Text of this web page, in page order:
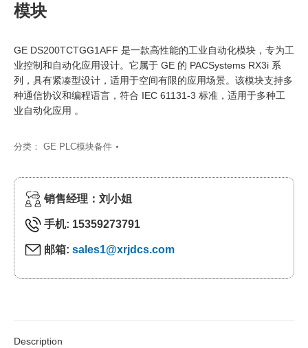
模块
GE DS200TCTGG1AFF 是一款高性能的工业自动化模块，专为工
业控制和自动化应用设计。它属于 GE 的 PACSystems RX3i 系
列，具有紧凑型设计，适用于空间有限的应用场景。该模块支持多
种通信协议和编程语言，符合 IEC 61131-3 标准，适用于多种工
业自动化应用 。
分类： GE PLC模块备件
销售经理：刘小姐
手机: 15359273791
邮箱: sales1@xrjdcs.com
Description